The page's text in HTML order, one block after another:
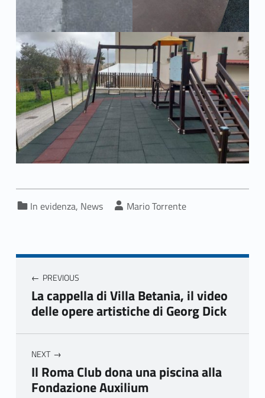
Categorized in:In evidenza, News Written by:
Mario Torrente
Navigazione articoli
PREVIOUS
La cappella di Villa Betania, il video
delle opere artistiche di Georg Dick
NEXT
Il Roma Club dona una piscina alla
Fondazione Auxilium